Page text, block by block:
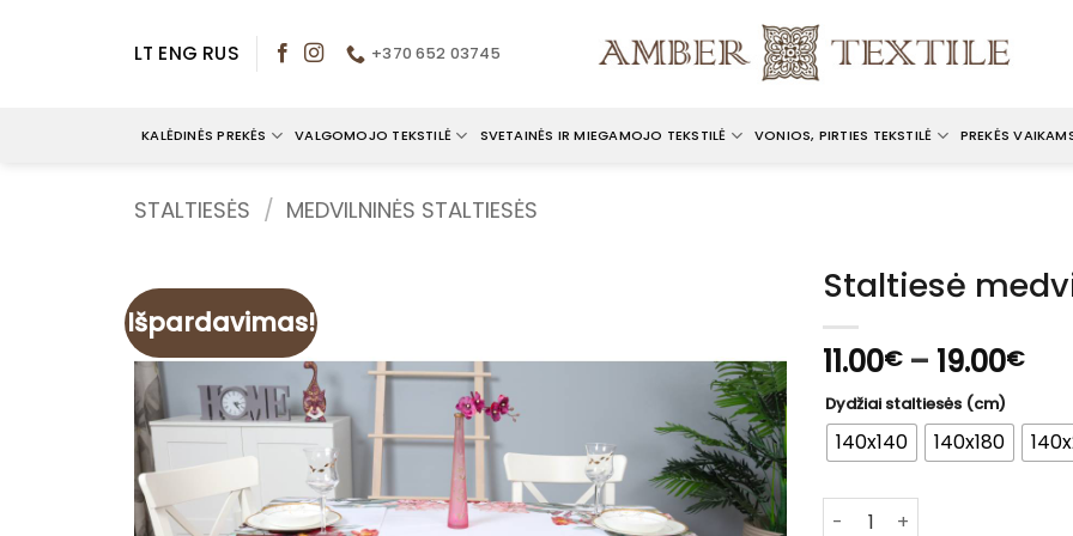
LT ENG RUS +370 652 03745
KALĖDINĖS PREKĖS VALGOMOJO TEKSTILĖ SVETAINĖS IR MIEGAMOJO TEKSTILĖ VONIOS, PIRTIES TEKSTILĖ PREKĖS
STALTIESĖS / MEDVILNINĖS STALTIESĖS
Išpardavimas!
Staltiesė
11.00€ – 19.00€Price
Dydžiai staltiesės (cm)
140x140 140x180
produkto kiekis: Staltiesė